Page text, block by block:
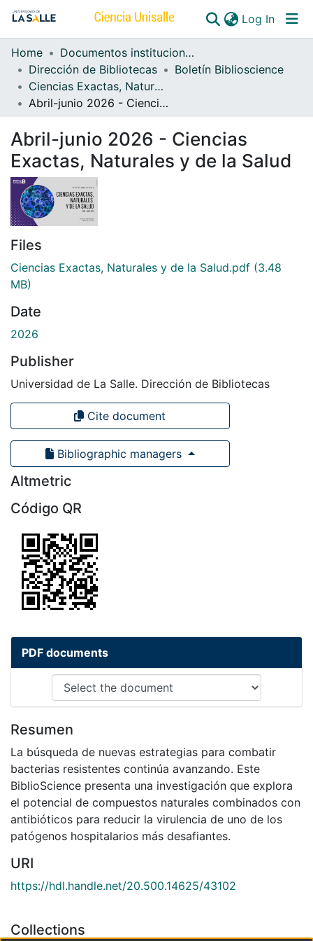
Log In
Communities & Collections
All of DSpace
Home
Documentos institucionales
Dirección de Bibliotecas
Boletín Biblioscience
Ciencias Exactas, Naturales y de la Salud
Abril-junio 2026 - Ciencias Exactas, Naturales y de la Salud
Abril-junio 2026 - Ciencias
Exactas, Naturales y de la Salud
Files
Ciencias Exactas, Naturales y de la Salud.pdf (3.48
MB)
Date
2026
Publisher
Universidad de La Salle. Dirección de Bibliotecas
Cite document
Bibliographic managers
Altmetric
Código QR
PDF documents
Resumen
La búsqueda de nuevas estrategias para combatir
bacterias resistentes continúa avanzando. Este
BiblioScience presenta una investigación que explora
el potencial de compuestos naturales combinados con
antibióticos para reducir la virulencia de uno de los
patógenos hospitalarios más desafiantes.
URI
https://hdl.handle.net/20.500.14625/43102
Collections